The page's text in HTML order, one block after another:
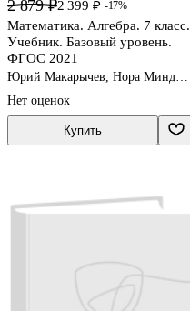
2 879 ₽2 399 ₽ -17%
Математика. Алгебра. 7 класс.
Учебник. Базовый уровень.
ФГОС 2021
Юрий Макарычев, Нора Миндюк,
Нет оценок
Купить